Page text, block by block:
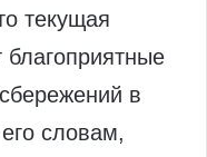
текущая
благоприятные
в
словам,